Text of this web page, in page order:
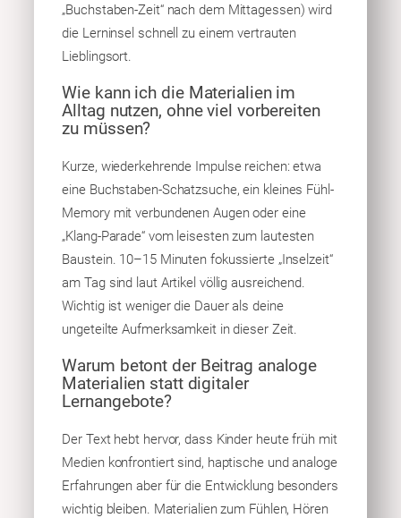
„Buchstaben-Zeit“ nach dem Mittagessen) wird
die Lerninsel schnell zu einem vertrauten
Lieblingsort.
Wie kann ich die Materialien im
Alltag nutzen, ohne viel vorbereiten
zu müssen?
Kurze, wiederkehrende Impulse reichen: etwa
eine Buchstaben-Schatzsuche, ein kleines Fühl-
Memory mit verbundenen Augen oder eine
„Klang-Parade“ vom leisesten zum lautesten
Baustein. 10–15 Minuten fokussierte „Inselzeit“
am Tag sind laut Artikel völlig ausreichend.
Wichtig ist weniger die Dauer als deine
ungeteilte Aufmerksamkeit in dieser Zeit.
Warum betont der Beitrag analoge
Materialien statt digitaler
Lernangebote?
Der Text hebt hervor, dass Kinder heute früh mit
Medien konfrontiert sind, haptische und analoge
Erfahrungen aber für die Entwicklung besonders
wichtig bleiben. Materialien zum Fühlen, Hören